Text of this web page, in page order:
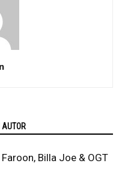
AUTOR
Billa Joe & OGT